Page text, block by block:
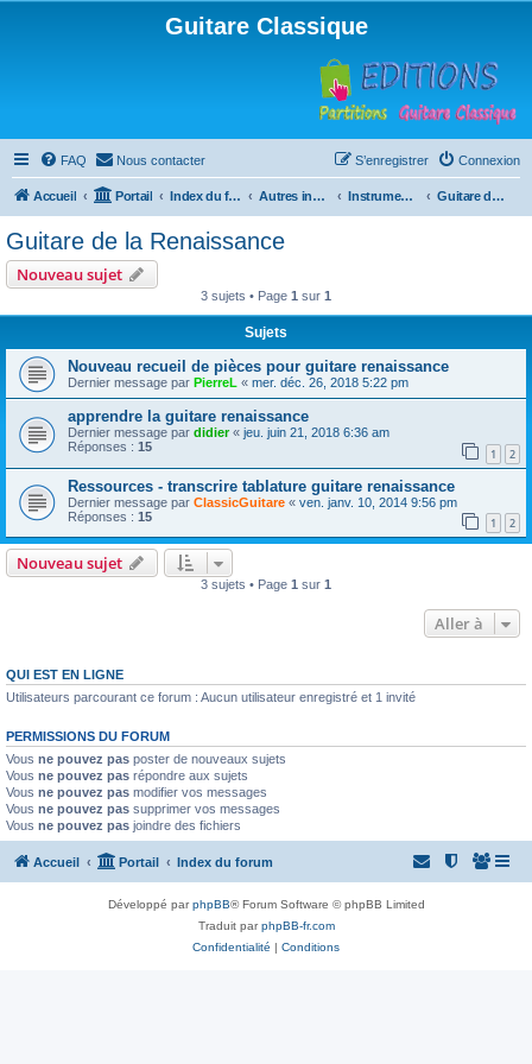
Guitare Classique
FAQ Nous contacter Connexion
S’enregistrer
Accueil Portail Index du forum Autres instruments à cordes pincées, ou styles Instruments anciens Guitare de la Renaissance
Guitare de la Renaissance
Nouveau sujet
3 sujets • Page 1 sur 1
Sujets
Nouveau recueil de pièces pour guitare renaissance
Dernier message par PierreL « mer. déc. 26, 2018 5:22 pm
apprendre la guitare renaissance
Dernier message par didier« jeu. juin 21, 2018 6:36 am
Réponses : 15 1 2
Ressources - transcrire tablature guitare renaissance
Dernier message par ClassicGuitare « ven. janv. 10, 2014 9:56 pm
Réponses : 15 1 2
Nouveau sujet
3 sujets • Page 1 sur 1
Aller à
QUI EST EN LIGNE
Utilisateurs parcourant ce forum : Aucun utilisateur enregistré et 1 invité
PERMISSIONS DU FORUM
Vous ne pouvez pas poster de nouveaux sujets
Vous ne pouvez pas répondre aux sujets
Vous ne pouvez pas modifier vos messages
Vous ne pouvez pas supprimer vos messages
Vous ne pouvez pas joindre des fichiers
Accueil Portail Index du forum
Développé parphpBB® Forum Software © phpBB Limited
Traduit parphpBB-fr.com
Confidentialité | Conditions